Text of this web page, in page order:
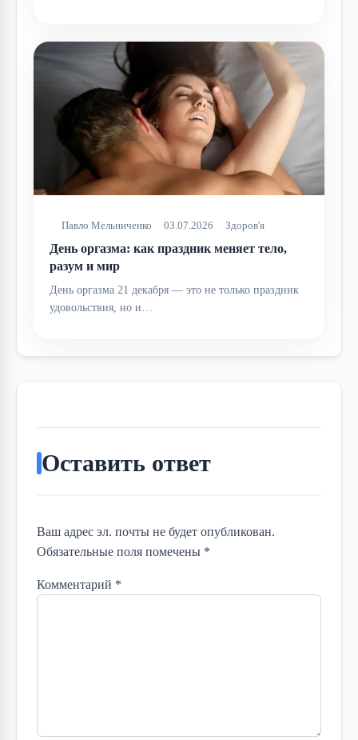
Павло Мельниченко 03.07.2026 Здоров'я
День оргазма: как праздник меняет тело,
разум и мир
День оргазма 21 декабря — это не только праздник
удовольствия, но и…
Оставить ответ
Ваш адрес эл. почты не будет опубликован.
Обязательные поля помечены *
Комментарий *